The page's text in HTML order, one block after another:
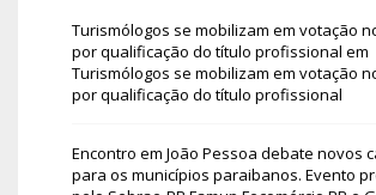
Turismólogos se mobilizam em votação
por qualificação do título profissional em
Turismólogos se mobilizam em votação
por qualificação do título profissional
Encontro em João Pessoa debate novos
para os municípios paraibanos. Evento